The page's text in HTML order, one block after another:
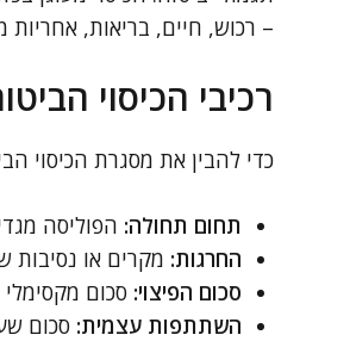
– רכוש, חיים, בריאות, אחריות
רכיבי הכיסוי
כדי להבין את מסגרת הכיסוי
תחום תחולה: הפוליסה
החרגות: מקרים או נסיבות
סכום הפיצוי: סכום
השתתפות עצמית: סכום